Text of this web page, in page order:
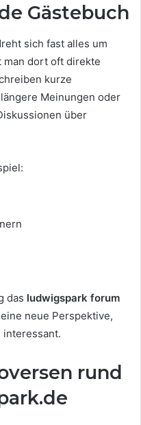
Gästebuch
sich fast alles um
man dort oft direkte
kurze
Meinungen oder
über
das ludwigspark forum
neue Perspektive,
interessant.
rund